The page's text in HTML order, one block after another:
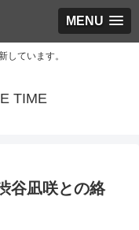
MENU
しています。
TIME
谷凪咲との絡